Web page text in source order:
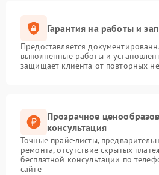
Гарантия на работы и
Предоставляется
выполненные работы и
защищает клиента от повторных
Прозрачное
консультация
Точные прайс-листы,
ремонта, отсутствие скрытых
бесплатной консультации по
сайте